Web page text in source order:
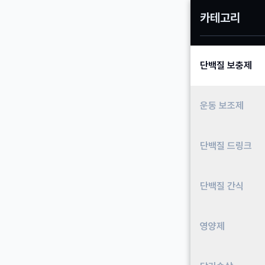
카테고리
단백질 보충제
운동 보조제
단백질 드링크
단백질 간식
영양제